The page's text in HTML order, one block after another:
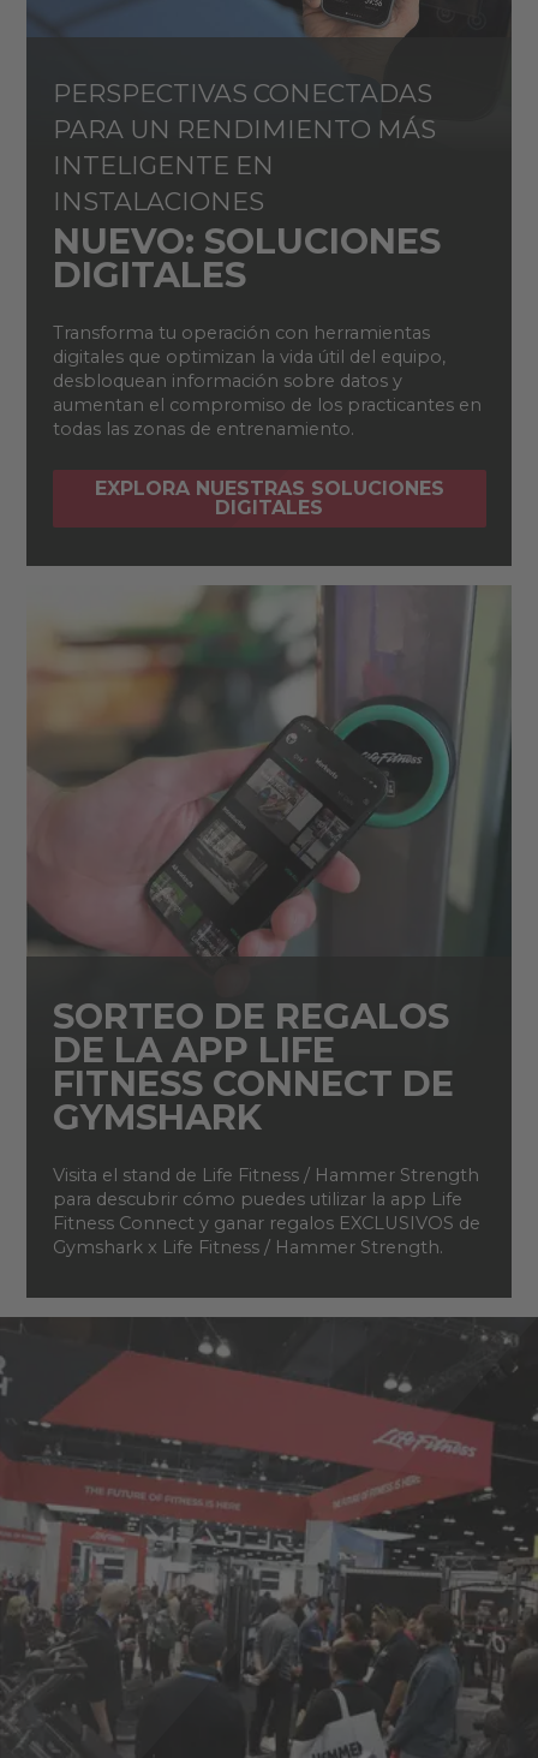
PERSPECTIVAS CONECTADAS
PARA UN RENDIMIENTO MÁS
INTELIGENTE EN
INSTALACIONES
NUEVO: SOLUCIONES
DIGITALES
Transforma tu operación con herramientas
digitales que optimizan la vida útil del equipo,
desbloquean información sobre datos y
aumentan el compromiso de los practicantes en
todas las zonas de entrenamiento.
EXPLORA NUESTRAS SOLUCIONES
DIGITALES
SORTEO DE REGALOS
DE LA APP LIFE
FITNESS CONNECT DE
GYMSHARK
Visita el stand de Life Fitness / Hammer Strength
para descubrir cómo puedes utilizar la app Life
Fitness Connect y ganar regalos EXCLUSIVOS de
Gymshark x Life Fitness / Hammer Strength.